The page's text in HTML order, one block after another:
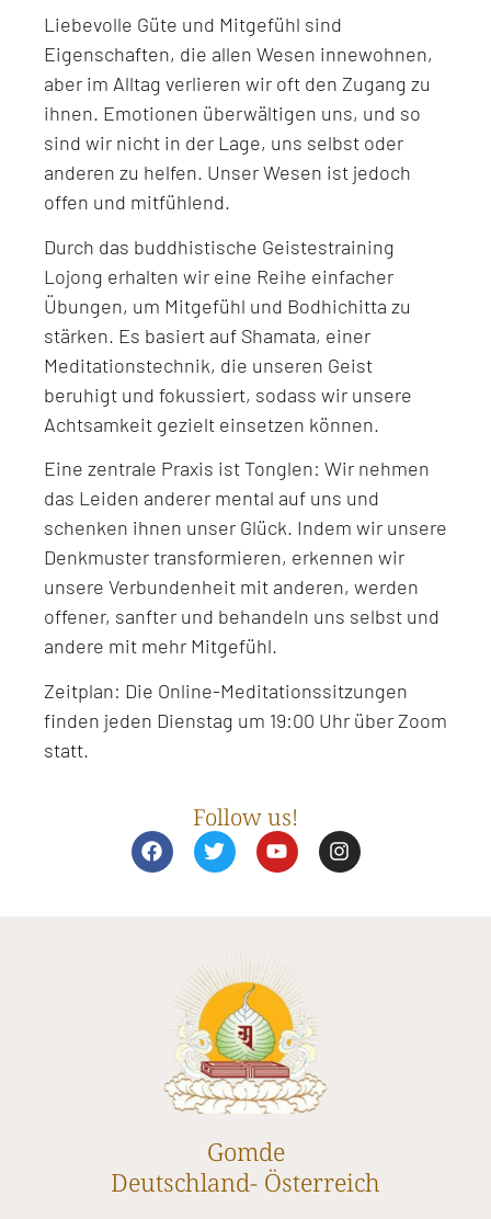
Liebevolle Güte und Mitgefühl sind
Eigenschaften, die allen Wesen innewohnen,
aber im Alltag verlieren wir oft den Zugang zu
ihnen. Emotionen überwältigen uns, und so
sind wir nicht in der Lage, uns selbst oder
anderen zu helfen. Unser Wesen ist jedoch
offen und mitfühlend.
Durch das buddhistische Geistestraining
Lojong erhalten wir eine Reihe einfacher
Übungen, um Mitgefühl und Bodhichitta zu
stärken. Es basiert auf Shamata, einer
Meditationstechnik, die unseren Geist
beruhigt und fokussiert, sodass wir unsere
Achtsamkeit gezielt einsetzen können.
Eine zentrale Praxis ist Tonglen: Wir nehmen
das Leiden anderer mental auf uns und
schenken ihnen unser Glück. Indem wir unsere
Denkmuster transformieren, erkennen wir
unsere Verbundenheit mit anderen, werden
offener, sanfter und behandeln uns selbst und
andere mit mehr Mitgefühl.
Zeitplan: Die Online-Meditationssitzungen
finden jeden Dienstag um 19:00 Uhr über Zoom
statt.
Follow us!
F
a
c
T
w
i
Y
o
u
I
n
s
Gomde
Deutschland- Österreich